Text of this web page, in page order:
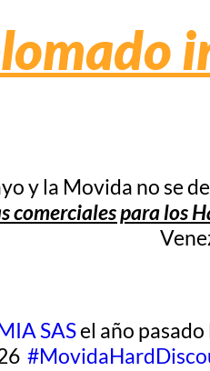
y la Movida no se
comerciales para los
SASel año
#